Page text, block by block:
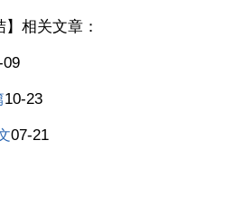
】相关文章：
09
10-23
07-21